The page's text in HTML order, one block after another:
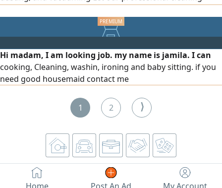
team take the stress out of your day From kitchens to
bathrooms, we’ ve got it covered Keep your office space
looking sharp and professional. Perfect for special
space look
Hi madam, I am looking job. my name is jamila. I can
cooking, Cleaning, washin, ironing and baby sitting. if you
need good housemaid contact me
1 2 ⟩
Home Post An Ad My Account